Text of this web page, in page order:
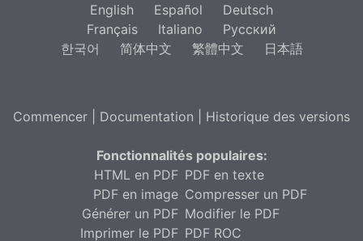
English
Español
Deutsch
Français
Italiano
Русский
한국어
简体中文 繁體中文 日本語
Commencer Documentation Historique des versions
Fonctionnalités populaires:
HTML en PDF
PDF en image
Générer un PDF
Imprimer le PDF
PDF en texte
Compresser un PDF
Modifier le PDF
PDF ROC